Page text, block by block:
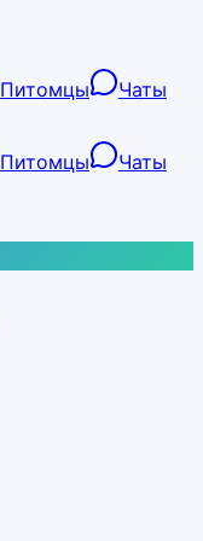
Питомцы
Чаты
Питомцы
Чаты